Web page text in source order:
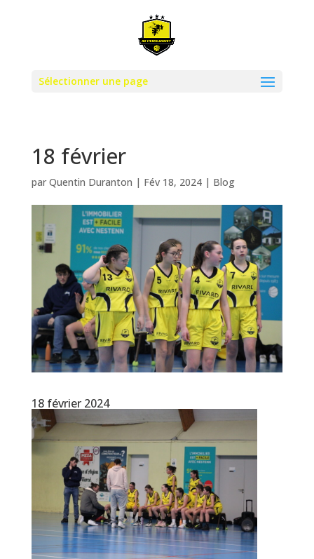
Sélectionner une page
18 février
par Quentin Duranton | Fév 18, 2024| Blog
18 février 2024